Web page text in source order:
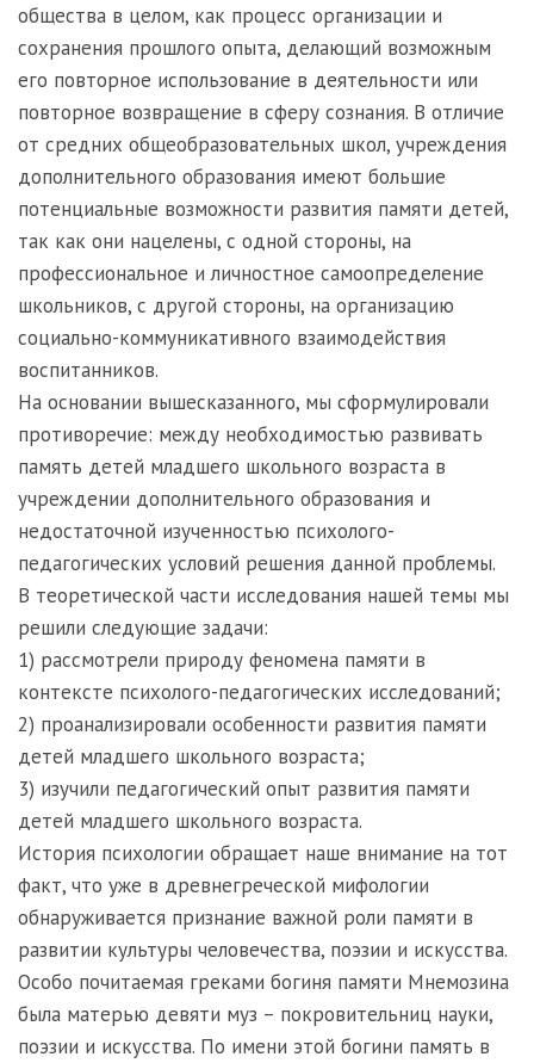
общества в целом, как процесс организации и
сохранения прошлого опыта, делающий возможным
его повторное использование в деятельности или
повторное возвращение в сферу сознания. В отличие
от средних общеобразовательных школ, учреждения
дополнительного образования имеют большие
потенциальные возможности развития памяти детей,
так как они нацелены, с одной стороны, на
профессиональное и личностное самоопределение
школьников, с другой стороны, на организацию
социально-коммуникативного взаимодействия
воспитанников.
На основании вышесказанного, мы сформулировали
противоречие: между необходимостью развивать
память детей младшего школьного возраста в
учреждении дополнительного образования и
недостаточной изученностью психолого-
педагогических условий решения данной проблемы.
В теоретической части исследования нашей темы мы
решили следующие задачи:
1) рассмотрели природу феномена памяти в
контексте психолого-педагогических исследований;
2) проанализировали особенности развития памяти
детей младшего школьного возраста;
3) изучили педагогический опыт развития памяти
детей младшего школьного возраста.
История психологии обращает наше внимание на тот
факт, что уже в древнегреческой мифологии
обнаруживается признание важной роли памяти в
развитии культуры человечества, поэзии и искусства.
Особо почитаемая греками богиня памяти Мнемозина
была матерью девяти муз – покровительниц науки,
поэзии и искусства. По имени этой богини память в